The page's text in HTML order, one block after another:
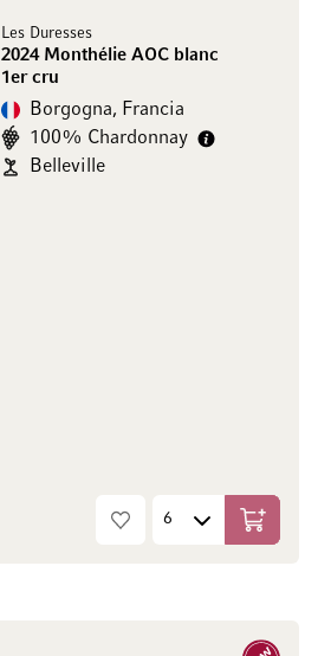
Les Duresses
2024 Monthélie AOC blanc
1er cru
Borgogna, Francia
100% Chardonnay
Belleville